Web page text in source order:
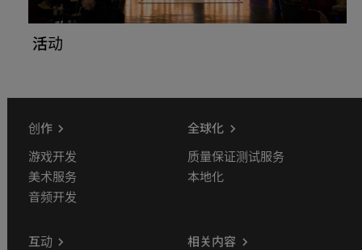
活动
创作
游戏开发
美术服务
音频开发
全球化
质量保证测试服务
本地化
互动 相关内容